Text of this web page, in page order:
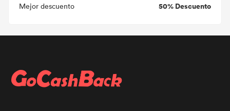
Mejor descuento 50% Descuento